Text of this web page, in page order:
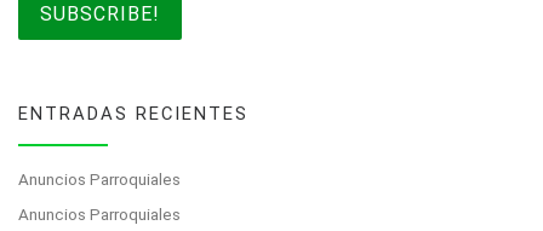
ENTRADAS RECIENTES
Anuncios Parroquiales
Anuncios Parroquiales